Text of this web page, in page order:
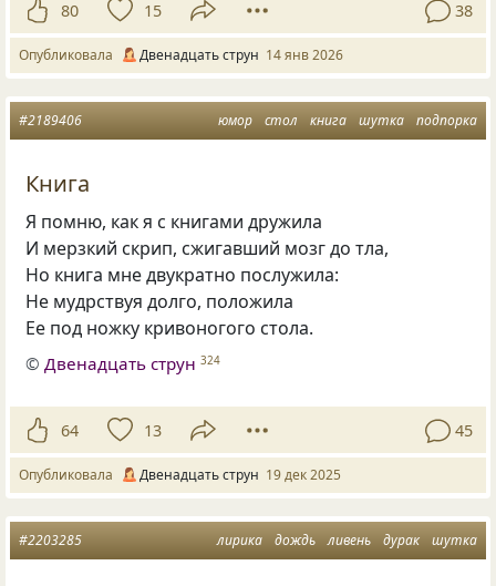
80 15 38
Опубликовала Двенадцать струн 14 янв 2026
юмор стол книга шутка подпорка
#2189406
Книга
Я помню, как я с книгами дружила
И мерзкий скрип, сжигавший мозг до тла,
Но книга мне двукратно послужила:
Не мудрствуя долго, положила
Ее под ножку кривоногого стола.
©Двенадцать струн 324
64 13 45
Опубликовала Двенадцать струн 19 дек 2025
лирика дождь ливень дурак шутка
#2203285